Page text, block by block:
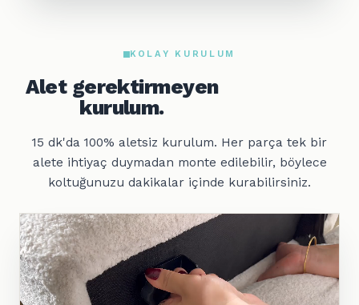
KOLAY KURULUM
Alet gerektirmeyen
kurulum.
15 dk'da 100% aletsiz kurulum. Her parça tek bir
alete ihtiyaç duymadan monte edilebilir, böylece
koltuğunuzu dakikalar içinde kurabilirsiniz.